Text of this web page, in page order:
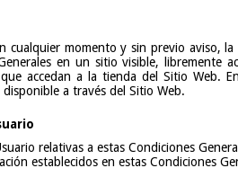
cualquier momento y sin previo aviso,
en un sitio visible, libremente
accedan a la tienda del Sitio Web.
a través del Sitio Web.
relativas a estas Condiciones
establecidos en estas Condiciones